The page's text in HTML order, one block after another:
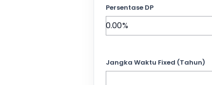
Persentase DP
Jangka Waktu Fixed (Tahun)